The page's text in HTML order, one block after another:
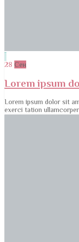
28 Сен
Lorem ipsum
Lorem ipsum dolor sit
exerci tation